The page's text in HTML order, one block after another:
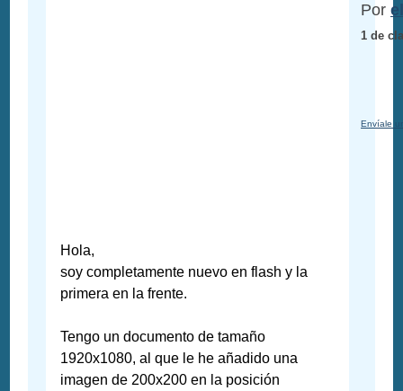
Hola,
soy completamente nuevo en flash y la
primera en la frente.
Tengo un documento de tamaño
1920x1080, al que le he añadido una
imagen de 200x200 en la posición
Por
1 de
Envíale